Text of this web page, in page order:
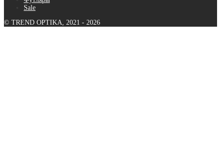
Sale
© TREND OPTIKA, 2021 - 2026